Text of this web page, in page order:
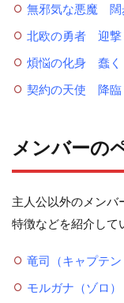
無邪気な悪魔 闊
北欧の勇者 迎撃
煩悩の化身 蠢く
契約の天使 降臨
メンバーの
主人公以外のメンバ
特徴などを紹介して
竜司（キャプテン
モルガナ（ゾロ）